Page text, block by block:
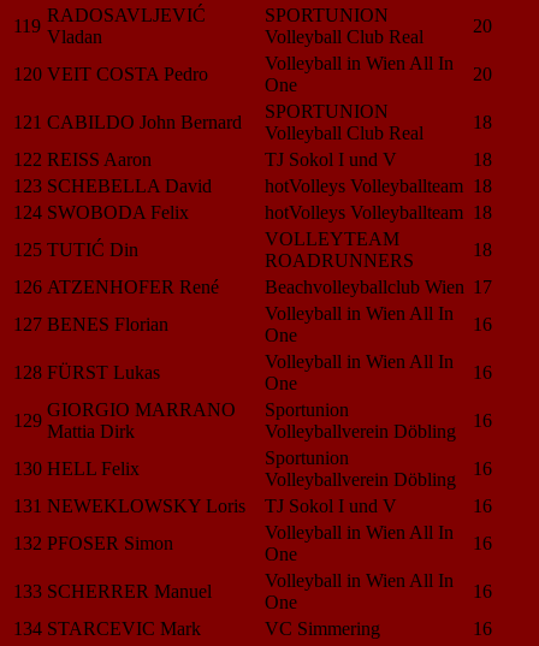
119
RADOSAVLJEVIĆ
Vladan
SPORTUNION
Volleyball Club Real
20
120 VEIT COSTA Pedro
Volleyball in Wien All In
One
20
121 CABILDO John Bernard
SPORTUNION
Volleyball Club Real
18
122 REISS Aaron TJ Sokol I und V
18
123 SCHEBELLA David hotVolleys Volleyballteam 18
124 SWOBODA Felix hotVolleys Volleyballteam 18
125 TUTIĆ Din
VOLLEYTEAM
ROADRUNNERS
18
126 ATZENHOFER René Beachvolleyballclub Wien 17
127 BENES Florian
Volleyball in Wien All In
One
16
128 FÜRST Lukas
Volleyball in Wien All In
One
16
129
GIORGIO MARRANO
Mattia Dirk
Sportunion
Volleyballverein Döbling
16
130 HELL Felix
Sportunion
Volleyballverein Döbling
16
131 NEWEKLOWSKY Loris TJ Sokol I und V
16
132 PFOSER Simon
Volleyball in Wien All In
One
16
133 SCHERRER Manuel
Volleyball in Wien All In
One
16
134 STARCEVIC Mark VC Simmering
16